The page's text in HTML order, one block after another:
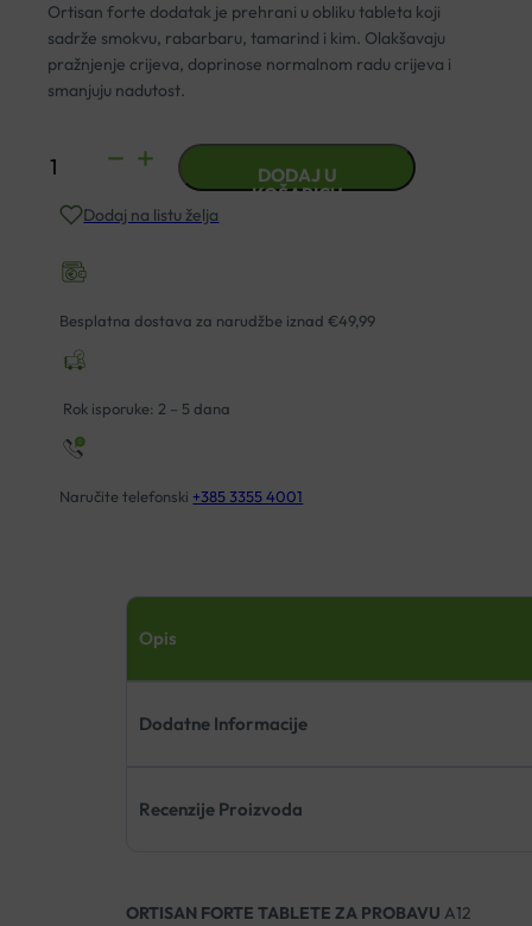
Ortisan forte dodatak je prehrani u obliku tableta koji
sadrže smokvu, rabarbaru, tamarind i kim. Olakšavaju
pražnjenje crijeva, doprinose normalnom radu crijeva i
smanjuju nadutost.
ORTISAN
TABLETE
PROBAVU
A12
DODAJ U
KOŠARICU
Dodaj na listu želja
Besplatna dostava za narudžbe iznad €49,99
Rok isporuke: 2 – 5 dana
Naručite telefonski +385 3355 4001
Opis
Dodatne Informacije
Recenzije Proizvoda
ORTISAN FORTE TABLETE ZA PROBAVU A12